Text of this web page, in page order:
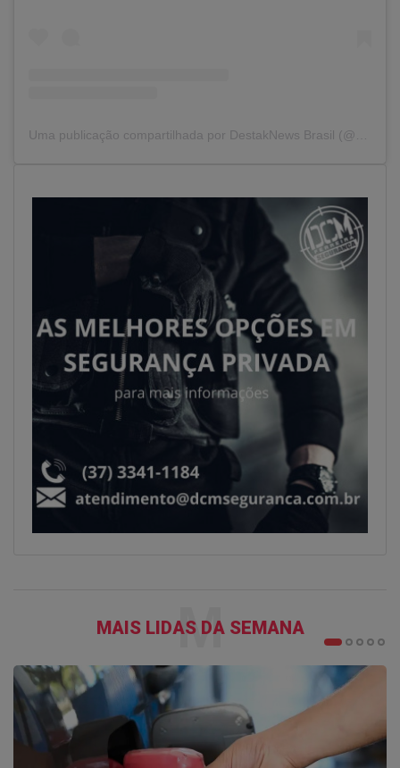
MAIS LIDAS DA SEMANA
M